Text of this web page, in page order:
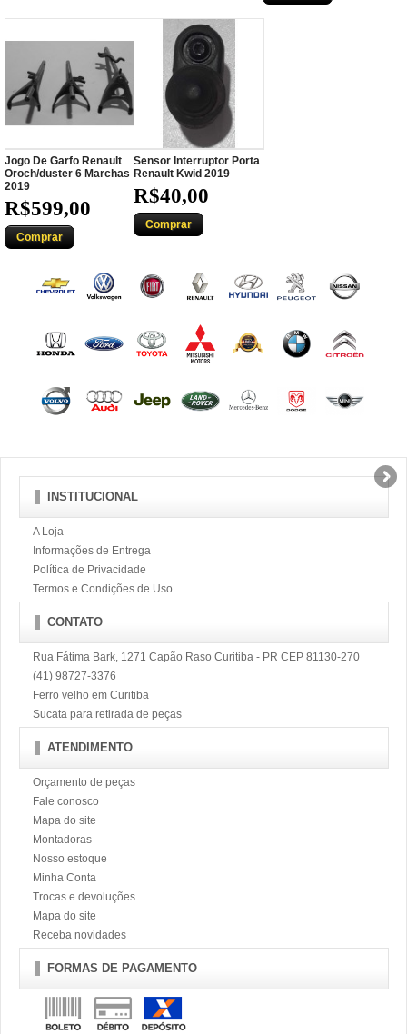
Jogo De Garfo Renault
Oroch/duster 6 Marchas
2019
R$599,00
Comprar
Sensor Interruptor Porta
Renault Kwid 2019
R$40,00
Comprar
INSTITUCIONAL
A Loja
Informações de Entrega
Política de Privacidade
Termos e Condições de Uso
CONTATO
Rua Fátima Bark, 1271 Capão Raso Curitiba - PR CEP 81130-270
(41) 98727-3376
Ferro velho em Curitiba
Sucata para retirada de peças
ATENDIMENTO
Orçamento de peças
Fale conosco
Mapa do site
Montadoras
Nosso estoque
Minha Conta
Trocas e devoluções
Mapa do site
Receba novidades
FORMAS DE PAGAMENTO